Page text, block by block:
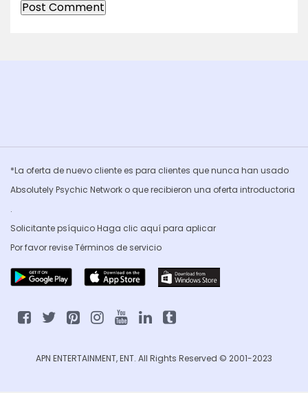
*La oferta de nuevo cliente es para clientes que nunca han usado
Absolutely Psychic Network o que recibieron una oferta introductoria
.
Solicitante psíquico Haga clic aquí para aplicar
Por favor reviseTérminos de servicio
APN ENTERTAINMENT, ENT. All Rights Reserved © 2001-2023